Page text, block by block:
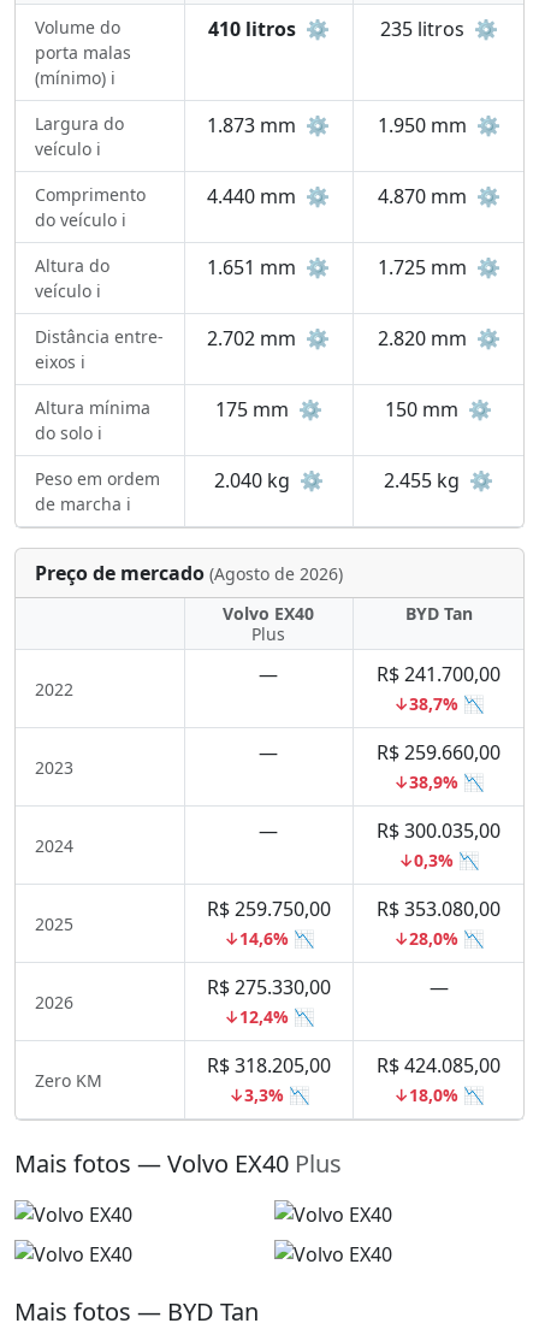
Volume do
porta malas
(mínimo) ℹ️
410 litros ⚙️ 235 litros ⚙️
Largura do
veículo ℹ️
1.873 mm ⚙️ 1.950 mm ⚙️
Comprimento
do veículo ℹ️
4.440 mm ⚙️ 4.870 mm ⚙️
Altura do
veículo ℹ️
1.651 mm ⚙️ 1.725 mm ⚙️
Distância entre-
eixos ℹ️
2.702 mm ⚙️ 2.820 mm ⚙️
Altura mínima
do solo ℹ️
175 mm ⚙️ 150 mm ⚙️
Peso em ordem
de marcha ℹ️
2.040 kg ⚙️ 2.455 kg ⚙️
Preço de mercado (Agosto de 2026)
Volvo EX40
Plus
BYD Tan
2022
— R$ 241.700,00
↓38,7% 📉
2023
— R$ 259.660,00
↓38,9% 📉
2024
— R$ 300.035,00
↓0,3% 📉
2025
R$ 259.750,00
↓14,6% 📉
R$ 353.080,00
↓28,0% 📉
2026
R$ 275.330,00
↓12,4% 📉
—
Zero KM
R$ 318.205,00
↓3,3% 📉
R$ 424.085,00
↓18,0% 📉
Mais fotos — Volvo EX40 Plus
Mais fotos — BYD Tan